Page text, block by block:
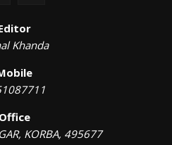
Khanda
Office
KORBA, 495677